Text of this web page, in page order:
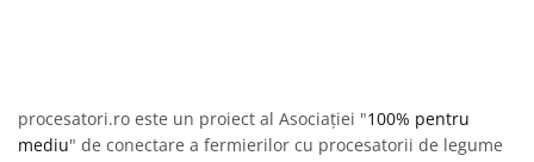
procesatori.ro este un proiect al Asociației "100% pentru
mediu" de conectare a fermierilor cu procesatorii de legume